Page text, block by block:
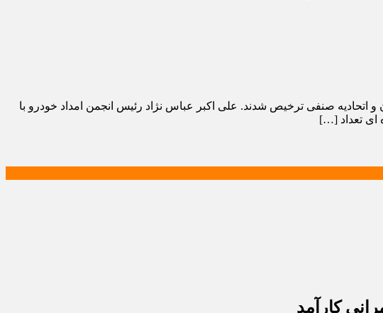
و اتحادیه صنفی ترخیص شدند. علی اکبر عباس نژاد رئیس انجمن امداد خودرو با
ای تعداد […]
کارآمد